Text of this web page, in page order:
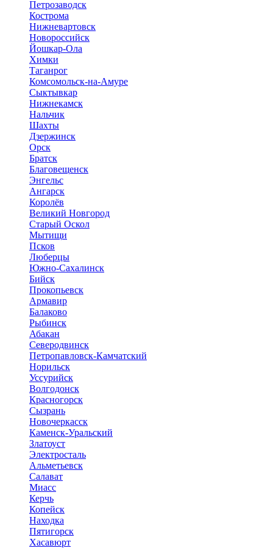
Петрозаводск
Кострома
Нижневартовск
Новороссийск
Йошкар-Ола
Химки
Таганрог
Комсомольск-на-Амуре
Сыктывкар
Нижнекамск
Нальчик
Шахты
Дзержинск
Орск
Братск
Благовещенск
Энгельс
Ангарск
Королёв
Великий Новгород
Старый Оскол
Мытищи
Псков
Люберцы
Южно-Сахалинск
Бийск
Прокопьевск
Армавир
Балаково
Рыбинск
Абакан
Северодвинск
Петропавловск-Камчатский
Норильск
Уссурийск
Волгодонск
Красногорск
Сызрань
Новочеркасск
Каменск-Уральский
Златоуст
Электросталь
Альметьевск
Салават
Миасс
Керчь
Копейск
Находка
Пятигорск
Хасавюрт